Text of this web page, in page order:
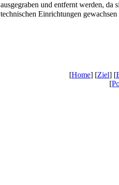
ausgegraben und entfernt werden, da
technischen Einrichtungen
[Home] [Ziel] [
[